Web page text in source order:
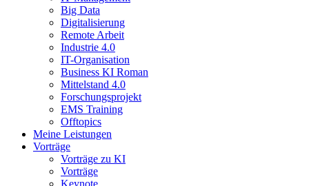
Big Data
Digitalisierung
Remote Arbeit
Industrie 4.0
IT-Organisation
Business KI Roman
Mittelstand 4.0
Forschungsprojekt
EMS Training
Offtopics
Meine Leistungen
Vorträge
Vorträge zu KI
Vorträge
Keynote